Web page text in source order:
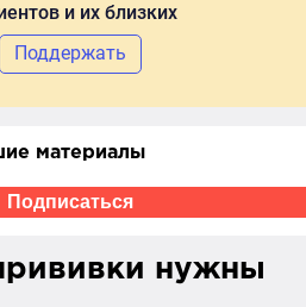
и их близких
Поддержать
материалы
Подписаться
нужны